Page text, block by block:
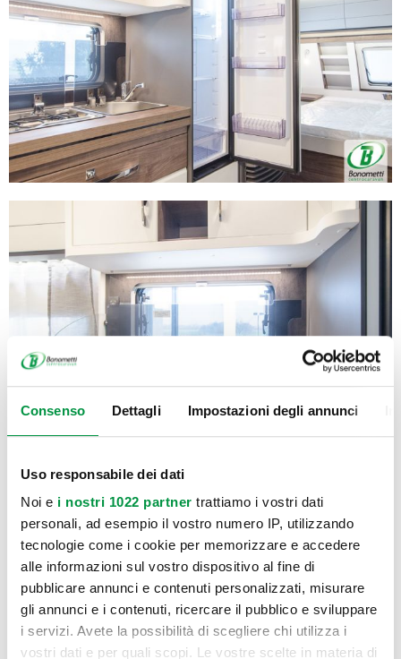
Consenso Dettagli Impostazioni degli annunci
Uso responsabile dei dati
Noi e i nostri 1022 partner trattiamo i vostri dati
personali, ad esempio il vostro numero IP, utilizzando
tecnologie come i cookie per memorizzare e accedere
alle informazioni sul vostro dispositivo al fine di
pubblicare annunci e contenuti personalizzati, misurare
gli annunci e i contenuti, ricercare il pubblico e sviluppare
i servizi. Avete la possibilità di scegliere chi utilizza i
vostri dati e per quali scopi. Le vostre scelte in materia di